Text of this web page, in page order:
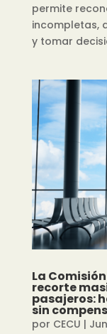
permite
incompletas,
y tomar
La
recorte
pasajeros:
sin
por CECU |